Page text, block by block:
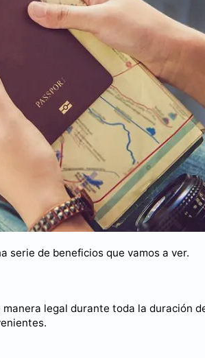
serie de beneficios que vamos a ver.
legal durante toda la duración